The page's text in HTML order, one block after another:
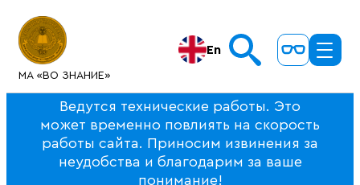
МА «ВО ЗНАНИЕ»
En
Ведутся технические работы. Это
может временно повлиять на скорость
работы сайта. Приносим извинения за
неудобства и благодарим за ваше
понимание!